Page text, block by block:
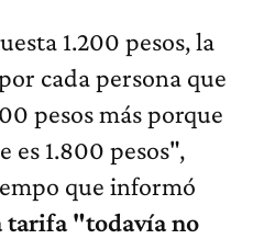
1.200 pesos, la
cada persona que
pesos más porque
es 1.800 pesos",
que informó
tarifa "todavía no